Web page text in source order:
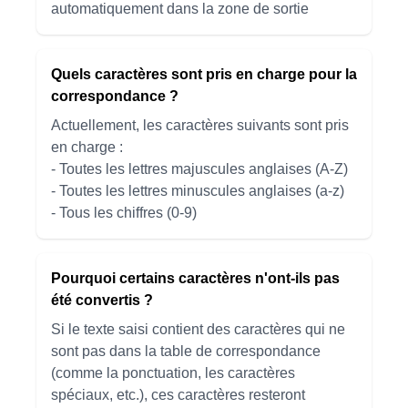
automatiquement dans la zone de sortie
Quels caractères sont pris en charge pour la
correspondance ?
Actuellement, les caractères suivants sont pris
en charge :
- Toutes les lettres majuscules anglaises (A-Z)
- Toutes les lettres minuscules anglaises (a-z)
- Tous les chiffres (0-9)
Pourquoi certains caractères n'ont-ils pas
été convertis ?
Si le texte saisi contient des caractères qui ne
sont pas dans la table de correspondance
(comme la ponctuation, les caractères
spéciaux, etc.), ces caractères resteront